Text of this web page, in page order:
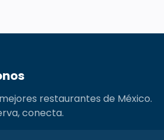
restaurantes de México.
conecta.